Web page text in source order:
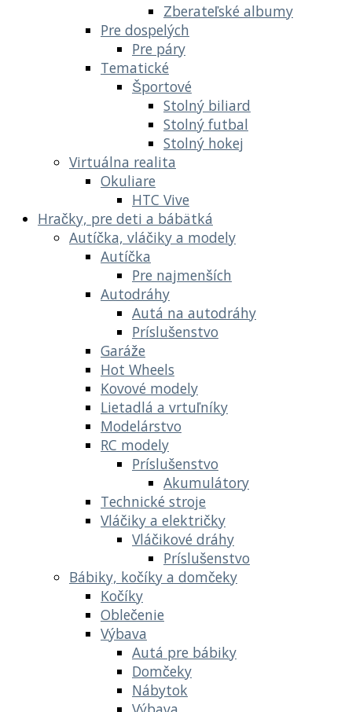
Zberateľské albumy
Pre dospelých
Pre páry
Tematické
Športové
Stolný biliard
Stolný futbal
Stolný hokej
Virtuálna realita
Okuliare
HTC Vive
Hračky, pre deti a bábätká
Autíčka, vláčiky a modely
Autíčka
Pre najmenších
Autodráhy
Autá na autodráhy
Príslušenstvo
Garáže
Hot Wheels
Kovové modely
Lietadlá a vrtuľníky
Modelárstvo
RC modely
Príslušenstvo
Akumulátory
Technické stroje
Vláčiky a električky
Vláčikové dráhy
Príslušenstvo
Bábiky, kočíky a domčeky
Kočíky
Oblečenie
Výbava
Autá pre bábiky
Domčeky
Nábytok